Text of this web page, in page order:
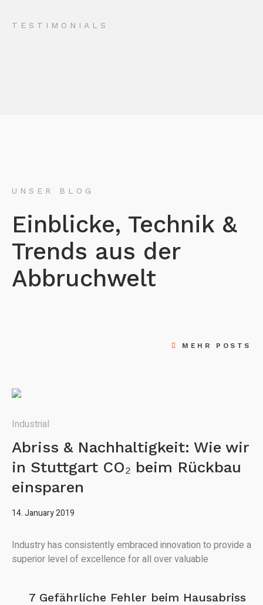
TESTIMONIALS
UNSER BLOG
Einblicke, Technik &
Trends aus der
Abbruchwelt
MEHR POSTS
Industrial
Abriss & Nachhaltigkeit: Wie wir
in Stuttgart CO₂ beim Rückbau
einsparen
14. January 2019
Industry has consistently embraced innovation to provide a
superior level of excellence for all over valuable
7 Gefährliche Fehler beim Hausabriss